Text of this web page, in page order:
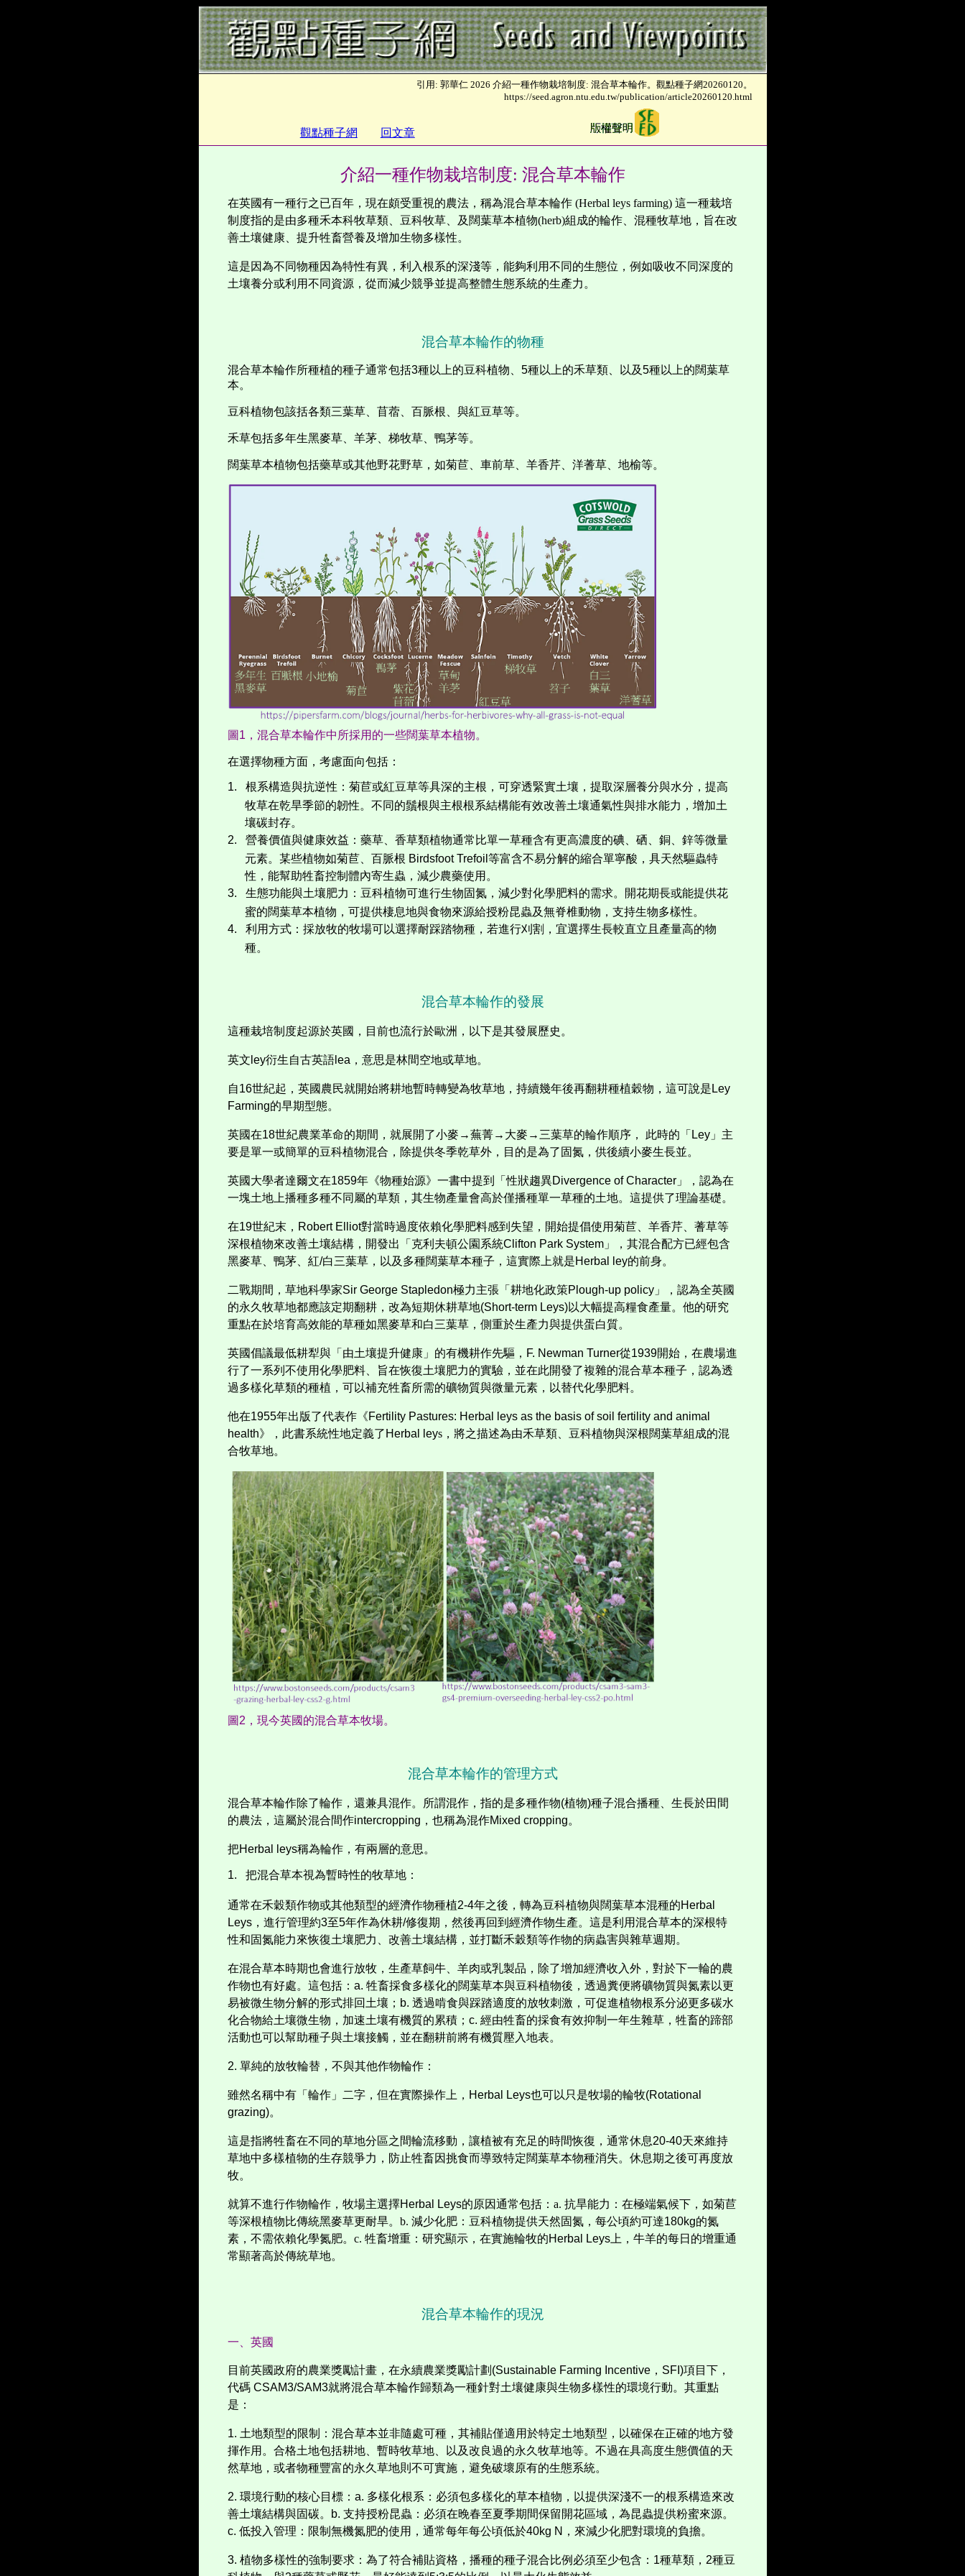
引用: 郭華仁 2026 介紹一種作物栽培制度: 混合草本輪作。觀點種子網20260120。
https://seed.agron.ntu.edu.tw/publication/article20260120.html
觀點種子網 回文章
介紹一種作物栽培制度: 混合草本輪作
在英國有一種行之已百年，現在頗受重視的農法，稱為混合草本輪作(Herbal leys farming) 這一種栽培
制度指的是由多種禾本科牧草類、豆科牧草、及闊葉草本植物(herb)組成的輪作、混種牧草地，旨在改
善土壤健康、提升牲畜營養及增加生物多樣性。
這是因為不同物種因為特性有異，利入根系的深淺等，能夠利用不同的生態位，例如吸收不同深度的
土壤養分或利用不同資源，從而減少競爭並提高整體生態系統的生產力。
混合草本輪作的物種
混合草本輪作所種植的種子通常包括3種以上的豆科植物、 5種以上的禾草類、以及5種以上的闊葉草
本。
豆科植物包該括各類三葉草、苜蓿、百脈根、與紅豆草等。
禾草包括多年生黑麥草、羊茅、梯牧草、鴨茅等。
闊葉草本植物包括藥草或其他野花野草，如菊苣、車前草、羊香芹、洋蓍草、地榆等。
圖1， 混合草本輪作中所採用的一些闊葉草本植物。
在選擇物種方面，考慮面向包括：
1. 根系構造與抗逆性：菊苣或紅豆草等具深的主根，可穿透緊實土壤，提取深層養分與水分，提高
牧草在乾旱季節的韌性。不同的鬚根與主根根系結構能有效改善土壤通氣性與排水能力，增加土
壤碳封存。
2.
營養價值與健康效益：藥草、香草類植物通常比單一草種含有更高濃度的碘、硒、銅、鋅等微量
元素。某些植物如菊苣、百脈根 Birdsfoot Trefoil 等富含不易分解的縮合單寧酸，具天然驅蟲特
性，能幫助牲畜控制體內寄生蟲，減少農藥使用。
3.
生態功能與土壤肥力：豆科植物可進行生物固氮，減少對化學肥料的需求。開花期長或能提供花
蜜的闊葉草本植物，可提供棲息地與食物來源給授粉昆蟲及無脊椎動物，支持生物多樣性。
4.
利用方式：採放牧的牧場可以選擇耐踩踏物種，若進行刈割，宜選擇生長較直立且產量高的物
種。
混合草本輪作的發展
這種栽培制度起源於英國，目前也流行於歐洲，以下是其發展歷史。
英文 ley衍生自古英語lea ，意思是林間空地或草地。
自16世紀起，英國農民就開始將耕地暫時轉變為牧草地，持續幾年後再翻耕種植穀物，這可說是 Ley
Farming的早期型態。
英國在18世紀農業革命的期間，就展開了小麥→蕪菁→大麥→三葉草的輪作順序， 此時的「 Ley」主
要是單一或簡單的豆科植物混合，除提供冬季乾草外，目的是為了固氮，供後續小麥生長並。
英國大學者達爾文在1859年《物種始源》一書中提到「性狀趨異Divergence of Character」，認為在
一塊土地上播種多種不同屬的草類，其生物產量會高於僅播種單一草種的土地。這提供了理論基礎。
在19世紀末， Robert Elliot對當時過度依賴化學肥料感到失望，開始提倡使用菊苣、羊香芹、蓍草等
深根植物來改善土壤結構，開發出「克利夫頓公園系統Clifton Park System」，其混合配方已經包含
黑麥草、鴨茅、紅/白三葉草，以及多種闊葉草本種子，這實際上就是Herbal ley的前身。
二戰期間，草地科學家Sir George Stapledon極力主張「耕地化政策Plough-up policy」，認為全英國
的永久牧草地都應該定期翻耕，改為短期休耕草地(Short-term Leys)以大幅提高糧食產量。他的研究
重點在於培育高效能的草種如黑麥草和白三葉草，側重於生產力與提供蛋白質。
英國倡議最低耕犁與「由土壤提升健康」的有機耕作先驅， F. Newman Turner從1939開始，在農場進
行了一系列不使用化學肥料、旨在恢復土壤肥力的實驗，並在此開發了複雜的混合草本種子，認為透
過多樣化草類的種植，可以補充牲畜所需的礦物質與微量元素，以替代化學肥料。
他在1955年出版了代表作《Fertility Pastures: Herbal leys as the basis of soil fertility and animal
health》，此書系統性地定義了 Herbal leys，將之描述為由禾草類、豆科植物與深根闊葉草組成的混
合牧草地。
圖2，現今英國的混合草本牧場。
混合草本輪作的管理方式
混合草本輪作除了輪作，還兼具混作。所謂混作，指的是多種作物(植物)種子混合播種、生長於田間
的農法，這屬於混合間作intercropping ，也稱為混作Mixed cropping。
把Herbal leys稱為輪作，有兩層的意思。
1. 把混合草本視為暫時性的牧草地：
通常在禾穀類作物或其他類型的經濟作物種植2-4年之後，轉為豆科植物與闊葉草本混種的Herbal
Leys，進行管理約3至5年作為休耕/修復期，然後再回到經濟作物生產。這是利用混合草本的深根特
性和固氮能力來恢復土壤肥力、改善土壤結構，並打斷禾穀類等作物的病蟲害與雜草週期。
在混合草本時期也會進行放牧，生產草飼牛、羊肉或乳製品，除了增加經濟收入外，對於下一輪的農
作物也有好處。這包括：a. 牲畜採食多樣化的闊葉草本與豆科植物後，透過糞便將礦物質與氮素以更
易被微生物分解的形式排回土壤； b. 透過啃食與踩踏適度的放牧刺激，可促進植物根系分泌更多碳水
化合物給土壤微生物，加速土壤有機質的累積； c. 經由牲畜的採食有效抑制一年生雜草，牲畜的蹄部
活動也可以幫助種子與土壤接觸，並在翻耕前將有機質壓入地表。
2. 單純的放牧輪替，不與其他作物輪作：
雖然名稱中有「輪作」二字，但在實際操作上， Herbal Leys也可以只是牧場的輪牧(Rotational
grazing)。
這是指將牲畜在不同的草地分區之間輪流移動，讓植被有充足的時間恢復，通常休息20-40天來維持
草地中多樣植物的生存競爭力，防止牲畜因挑食而導致特定闊葉草本物種消失。休息期之後可再度放
牧。
就算不進行作物輪作，牧場主選擇Herbal Leys的原因通常包括：a. 抗旱能力：在極端氣候下，如菊苣
等深根植物比傳統黑麥草更耐旱。b. 減少化肥：豆科植物提供天然固氮，每公頃約可達180kg的氮
素，不需依賴化學氮肥。c. 牲畜增重：研究顯示，在實施輪牧的Herbal Leys上，牛羊的每日的增重通
常顯著高於傳統草地。
混合草本輪作的現況
一、英國
目前英國政府的農業獎勵計畫，在永續農業獎勵計劃 (Sustainable Farming Incentive， SFI)項目下，
代碼CSAM3/SAM3就將混合草本輪作歸類為一種針對土壤健康與生物多樣性的環境行動。其重點
是：
1. 土地類型的限制： 混合草本並非隨處可種，其補貼僅適用於特定土地類型，以確保在正確的地方發
揮作用。合格土地包括耕地、暫時牧草地、以及改良過的永久牧草地等。不過在具高度生態價值的天
然草地，或者物種豐富的永久草地則不可實施，避免破壞原有的生態系統。
2. 環境行動的核心目標： a. 多樣化根系：必須包多樣化的草本植物，以提供深淺不一的根系構造來改
善土壤結構與固碳。
b. 支持授粉昆蟲：必須在晚春至夏季期間保留開花區域，為昆蟲提供粉蜜來源。
c. 低投入管理：限制無機氮肥的使用，通常每年每公頃低於40kg N ，來減少化肥對環境的負擔。
3. 植物多樣性的強制要求：為了符合補貼資格，播種的種子混合比例必須至少包含： 1種草類， 2種豆